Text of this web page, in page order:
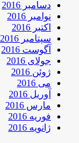
دسامبر 2016
نوامبر 2016
اکتبر 2016
سپتامبر 2016
آگوست 2016
جولای 2016
ژوئن 2016
می 2016
آوریل 2016
مارس 2016
فوریه 2016
ژانویه 2016